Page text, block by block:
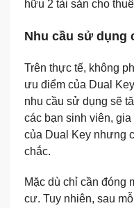
hữu 2 tài sản cho
Nhu cầu sử dụng
Trên thực tế, không
ưu điểm của Dual
nhu cầu sử dụng sẽ
các bạn sinh viên,
của Dual Key nhưng
chắc.
Mặc dù chỉ cần đóng
cư. Tuy nhiên, sau